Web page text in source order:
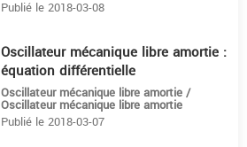
Publié le 2018-03-08
Oscillateur mécanique libre amortie :
équation différentielle
Oscillateur mécanique libre amortie /
Oscillateur mécanique libre amortie
Publié le 2018-03-07